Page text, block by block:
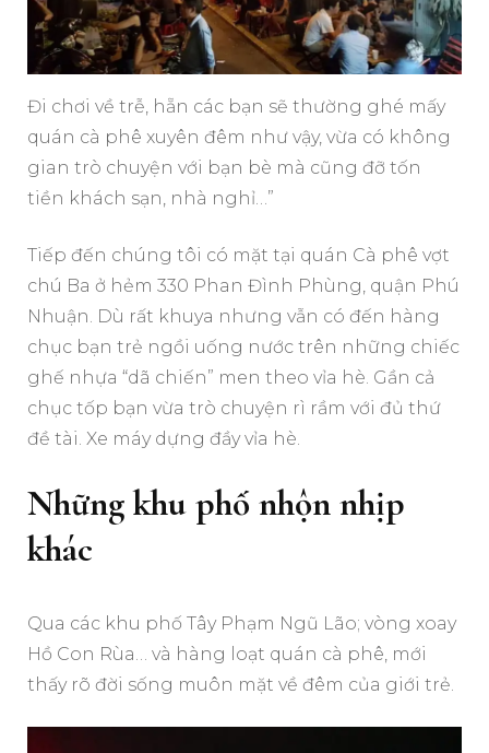
Đi chơi về trễ, hẵn các bạn sẽ thường ghé mấy
quán cà phê xuyên đêm như vậy, vừa có không
gian trò chuyện với bạn bè mà cũng đỡ tốn
tiền khách sạn, nhà nghỉ…”
Tiếp đến chúng tôi có mặt tại quán Cà phê vợt
chú Ba ở hẻm 330 Phan Đình Phùng, quận Phú
Nhuận. Dù rất khuya nhưng vẫn có đến hàng
chục bạn trẻ ngồi uống nước trên những chiếc
ghế nhựa “dã chiến” men theo vỉa hè. Gần cả
chục tốp bạn vừa trò chuyện rì rầm với đủ thứ
đề tài. Xe máy dựng đầy vỉa hè.
Những khu phố nhộn nhịp
khác
Qua các khu phố Tây Phạm Ngũ Lão; vòng xoay
Hồ Con Rùa… và hàng loạt quán cà phê, mới
thấy rõ đời sống muôn mặt về đêm của giới trẻ.